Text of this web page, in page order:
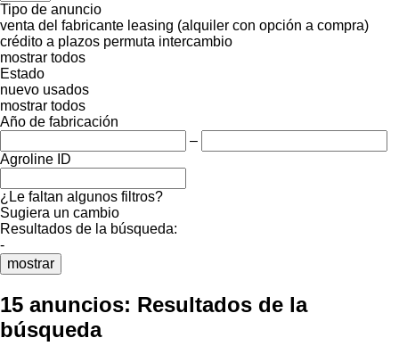
Tipo de anuncio
venta del fabricante leasing (alquiler con opción a compra)
crédito a plazos permuta intercambio
mostrar todos
Estado
nuevo usados
mostrar todos
Año de fabricación
–
Agroline ID
¿Le faltan algunos filtros?
Sugiera un cambio
Resultados de la búsqueda:
-
mostrar
15 anuncios: Resultados de la
búsqueda